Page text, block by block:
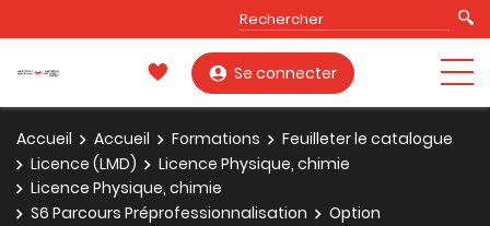
Se connecter
Accueil Accueil Formations
Feuilleter le catalogue
Licence (LMD)
Licence Physique, chimie
Licence Physique, chimie
S6 Parcours Préprofessionnalisation
Option